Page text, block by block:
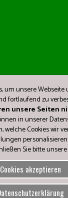
um unsere
fortlaufend zu
unsere Seiten
in unserer
Cookies wir
Sie bitte unsere
Cookies akzeptieren